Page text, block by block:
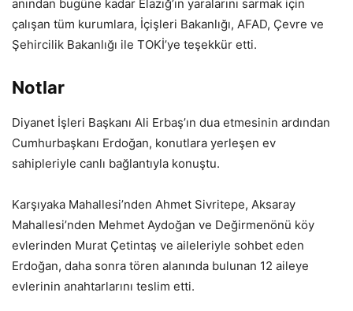
anından bugüne kadar Elazığ’ın yaralarını sarmak için
çalışan tüm kurumlara, İçişleri Bakanlığı, AFAD, Çevre ve
Şehircilik Bakanlığı ile TOKİ’ye teşekkür etti.
Notlar
Diyanet İşleri Başkanı Ali Erbaş’ın dua etmesinin ardından
Cumhurbaşkanı Erdoğan, konutlara yerleşen ev
sahipleriyle canlı bağlantıyla konuştu.
Karşıyaka Mahallesi’nden Ahmet Sivritepe, Aksaray
Mahallesi’nden Mehmet Aydoğan ve Değirmenönü köy
evlerinden Murat Çetintaş ve aileleriyle sohbet eden
Erdoğan, daha sonra tören alanında bulunan 12 aileye
evlerinin anahtarlarını teslim etti.